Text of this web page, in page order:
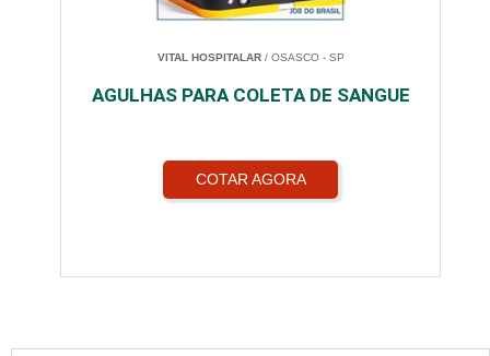
VITAL HOSPITALAR/ OSASCO - SP
AGULHAS PARA COLETA DE SANGUE
COTAR AGORA